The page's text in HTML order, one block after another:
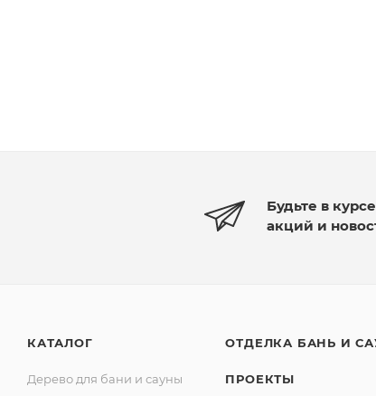
Будьте в
акций и
КАТАЛОГ
Дерево для бани и сауны
ОТДЕЛКА БАНЬ И
ПРОЕКТЫ